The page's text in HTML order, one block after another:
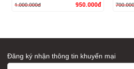
1.000.000đ
950.000đ
Đăng ký nhận thông tin khuyến mại